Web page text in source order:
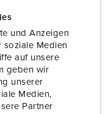
und Anzeigen
soziale Medien
auf unsere
geben wir
unserer
Medien,
Partner